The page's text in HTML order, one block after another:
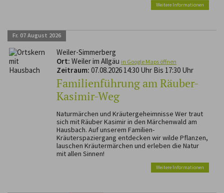
Weitere Informationen
Fr. 07 August 2026
Weiler-Simmerberg
Ort: Weiler im Allgäu in Google Maps öffnen
Zeitraum: 07.08.2026 14:30 Uhr Bis 17:30 Uhr
Familienführung am Räuber-
Kasimir-Weg
Naturmärchen und Kräutergeheimnisse Wer traut
sich mit Räuber Kasimir in den Märchenwald am
Hausbach. Auf unserem Familien-
Kräuterspaziergang entdecken wir wilde Pflanzen,
lauschen Kräutermärchen und erleben die Natur
mit allen Sinnen!
Weitere Informationen